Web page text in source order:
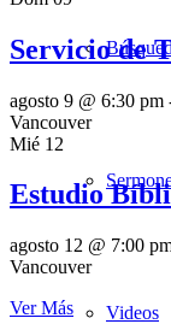
Videos
Servicio de
agosto 9 @ 6:30 pm
Vancouver
Mié 12
Estudio
agosto 12 @ 7:00
Vancouver
Ver Más